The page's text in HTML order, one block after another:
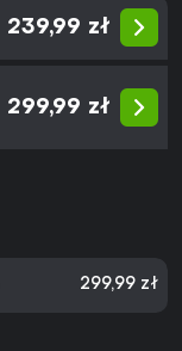
239,99 zł
299,99 zł
299,99 zł